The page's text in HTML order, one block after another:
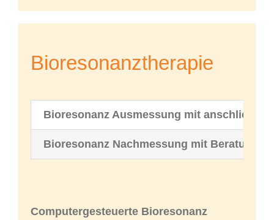
Bioresonanztherapie
Bioresonanz Ausmessung mit
Bioresonanz Nachmessung mit Beratung
Computergesteuerte Bioresonanz